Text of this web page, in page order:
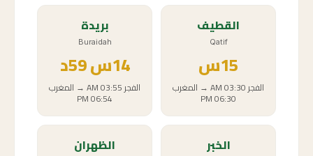
القطيف
Qatif
15س
الفجر03:30 AM
→ المغرب
06:30 PM
بريدة
Buraidah
14س59د
الفجر03:55 AM
→ المغرب
06:54 PM
الخبر الظهران